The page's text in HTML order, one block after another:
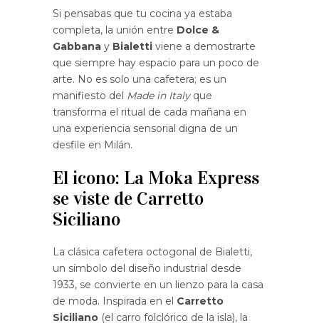
Si pensabas que tu cocina ya estaba
completa, la unión entre Dolce &
Gabbana y Bialetti viene a demostrarte
que siempre hay espacio para un poco de
arte. No es solo una cafetera; es un
manifiesto del Made in Italyque
transforma el ritual de cada mañana en
una experiencia sensorial digna de un
desfile en Milán.
El icono: La Moka Express
se viste de Carretto
Siciliano
La clásica cafetera octogonal de Bialetti,
un símbolo del diseño industrial desde
1933, se convierte en un lienzo para la casa
de moda. Inspirada en el Carretto
Siciliano (el carro folclórico de la isla), la